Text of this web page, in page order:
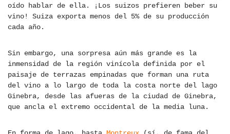
oído hablar de ella. ¡Los suizos prefieren beber su
vino! Suiza exporta menos del 5% de su producción
cada año.
Sin embargo, una sorpresa aún más grande es la
inmensidad de la región vinícola definida por el
paisaje de terrazas empinadas que forman una ruta
del vino a lo largo de toda la costa norte del lago
Ginebra, desde las afueras de la ciudad de Ginebra,
que ancla el extremo occidental de la media luna.